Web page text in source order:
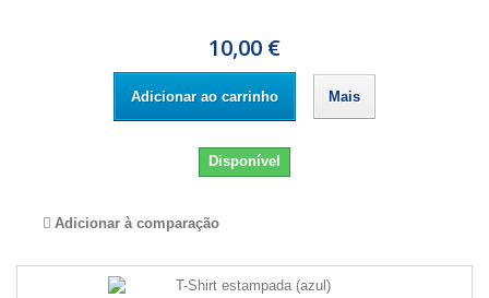
10,00 €
Adicionar ao carrinho Mais
Disponível
Adicionar à comparação